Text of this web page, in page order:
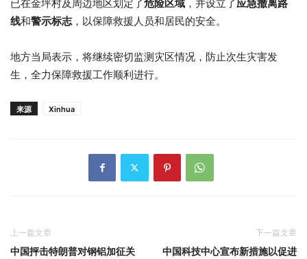
已在金坪村及周边地区划定了危险区域 ，并设立了应急撤离路
线和警示标志，以保障救援人员和居民的安全。
地方当局表示，将继续密切监测灾区情况，防止次生灾害发
生，全力保障救援工作顺利进行。
来源 Xinhua
上一篇文章
中国抨击特朗普对钢铝加征关
下一篇文章
中国科技中心宣布新措施以促进